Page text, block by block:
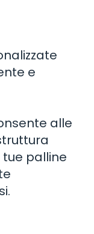
e
alle
palline